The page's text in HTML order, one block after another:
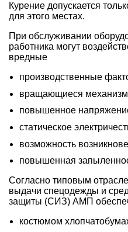
Курение допускается
для этого местах.
При обслуживании
работника могут
вредные
производственные
вращающиеся
повышенное
статическое
возможность
повышенная
Согласно типовым
выдачи спецодежды и
защиты (СИЗ) АМП
костюмом